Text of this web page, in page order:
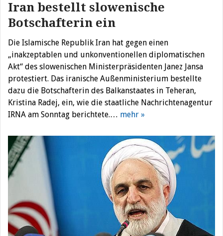
Iran bestellt slowenische
Botschafterin ein
Die Islamische Republik Iran hat gegen einen
„inakzeptablen und unkonventionellen diplomatischen
Akt“ des slowenischen Ministerpräsidenten Janez Jansa
protestiert. Das iranische Außenministerium bestellte
dazu die Botschafterin des Balkanstaates in Teheran,
Kristina Radej, ein, wie die staatliche Nachrichtenagentur
IRNA am Sonntag berichtete.… mehr »